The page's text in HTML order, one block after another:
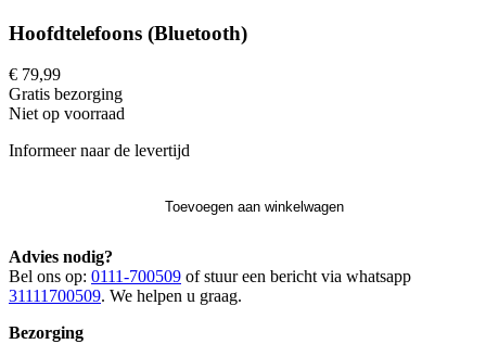
Hoofdtelefoons (Bluetooth)
€ 79,99
Gratis bezorging
Niet op voorraad
Informeer naar de levertijd
Toevoegen aan winkelwagen
Advies nodig?
Bel ons op: 0111-700509 of stuur een bericht via whatsapp
31111700509. We helpen u graag.
Bezorging